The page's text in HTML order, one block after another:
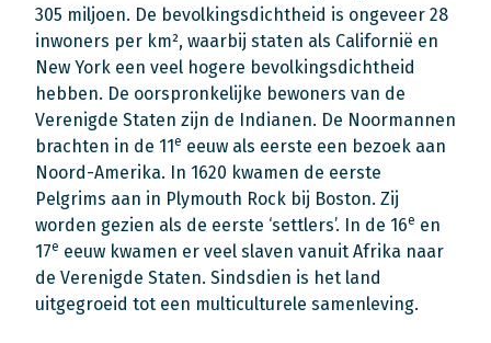
305 miljoen. De bevolkingsdichtheid is ongeveer 28
inwoners per km², waarbij staten als Californië en
New York een veel hogere bevolkingsdichtheid
hebben. De oorspronkelijke bewoners van de
Verenigde Staten zijn de Indianen. De Noormannen
brachten in de 11e eeuw als eerste een bezoek aan
Noord-Amerika. In 1620 kwamen de eerste
Pelgrims aan in Plymouth Rock bij Boston. Zij
worden gezien als de eerste ‘settlers’. In de 16e en
17e eeuw kwamen er veel slaven vanuit Afrika naar
de Verenigde Staten. Sindsdien is het land
uitgegroeid tot een multiculturele samenleving.